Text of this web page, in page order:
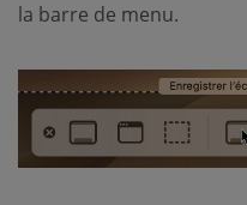
la barre de menu.